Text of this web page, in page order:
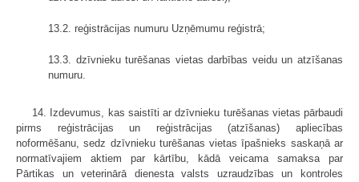
13.2. reģistrācijas numuru Uzņēmumu reģistrā;
13.3. dzīvnieku turēšanas vietas darbības veidu un atzīšanas
numuru.
14. Izdevumus, kas saistīti ar dzīvnieku turēšanas vietas pārbaudi
pirms reģistrācijas un reģistrācijas (atzīšanas) apliecības
noformēšanu, sedz dzīvnieku turēšanas vietas īpašnieks saskaņā ar
normatīvajiem aktiem par kārtību, kādā veicama samaksa par
Pārtikas un veterinārā dienesta valsts uzraudzības un kontroles